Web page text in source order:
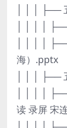
│ │ │ ├──
│ │ │ │
│ │ │ │
海）.pptx
│ │ │ ├──
│ │ │ │
读 录屏 宋